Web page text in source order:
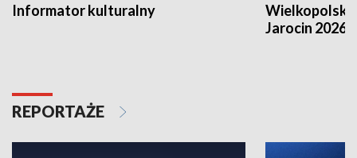
Informator kulturalny
Jarocin 2026
REPORTAŻE